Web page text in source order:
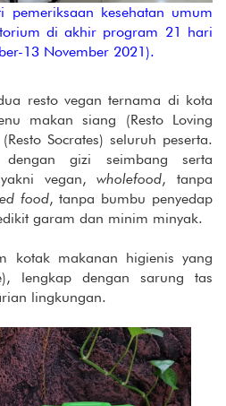
pemeriksaan kesehatan umum
di akhir program 21 hari
13 November 2021).
resto vegan ternama di kota
makan siang (Resto Loving
Socrates) seluruh peserta.
gizi seimbang serta
yakni vegan,wholefood, tanpa
food, tanpa bumbu penyedap
garam dan minim minyak.
kotak makanan higienis yang
lengkap dengan sarung tas
lingkungan.